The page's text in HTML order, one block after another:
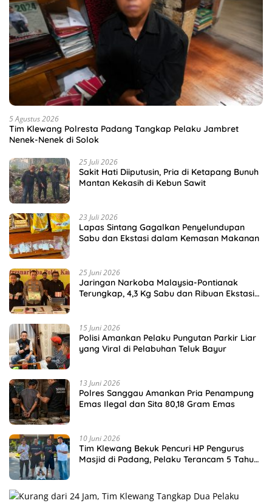
5 Agustus 2026
Tim Klewang Polresta Padang Tangkap Pelaku Jambret
Nenek-Nenek di Solok
25 Juli 2026
Sakit Hati Diiputusin, Pria di Ketapang Bunuh
Mantan Kekasih di Kebun Sawit
23 Juli 2026
Lapas Sintang Gagalkan Penyelundupan
Sabu dan Ekstasi dalam Kemasan Makanan
25 Juni 2026
Jaringan Narkoba Malaysia-Pontianak
Terungkap, 4,3 Kg Sabu dan Ribuan Ekstasi
15 Juni 2026
Polisi Amankan Pelaku Pungutan Parkir Liar
yang Viral di Pelabuhan Teluk Bayur
13 Juni 2026
Polres Sanggau Amankan Pria Penampung
Emas Ilegal dan Sita 80,18 Gram Emas
10 Juni 2026
Tim Klewang Bekuk Pencuri HP Pengurus
Masjid di Padang, Pelaku Terancam 5 Tahun